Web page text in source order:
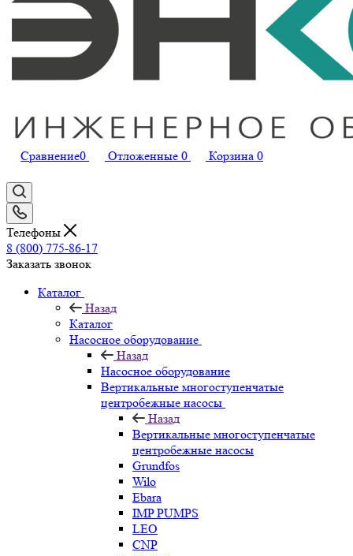
Сравнение0 Отложенные 0 Корзина 0
Телефоны
8 (800) 775-86-17
Заказать звонок
Каталог
Назад
Каталог
Насосное оборудование
Назад
Насосное оборудование
Вертикальные многоступенчатые
центробежные насосы
Назад
Вертикальные многоступенчатые
центробежные насосы
Grundfos
Wilo
Ebara
IMP PUMPS
LEO
CNP